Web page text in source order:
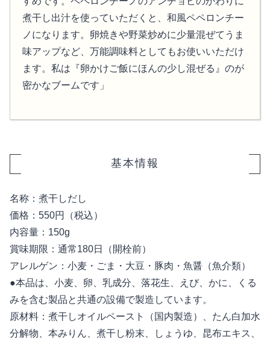
煮干し出汁を使っていただくと、和風ペペロンチー
ノになります。卵焼きや野菜炒めに少量混ぜてうま
味アップなど、万能調味料としてもお使いいただけ
ます。私は『卵かけご飯にほんの少し混ぜる』のが
密かなブームです」
基本情報
名称：煮干しだし
価格：550円（税込）
内容量：150g
賞味期限：通常180日（開栓前）
アレルゲン：小麦・ごま・大豆・豚肉・魚醤（魚介類）
●本品は、小麦、卵、乳成分、落花生、えび、かに、くる
みを含む製品と共通の設備で製造しています。
原材料：煮干しオイルペースト（国内製造）、たん白加水
分解物、本みりん、煮干し粉末、しょうゆ、昆布エキス、